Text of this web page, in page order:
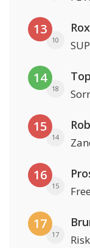
13
10
14
18
15
14
16
15
17
17